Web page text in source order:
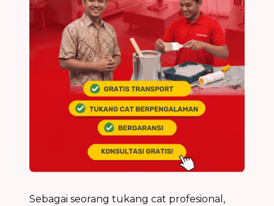
Sebagai seorang tukang cat profesional,